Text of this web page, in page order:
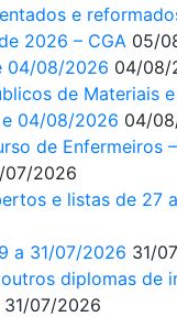
e
2026 – CGA 05/
04/08/2026 04/08/
de Materiais
04/08/2026 04/
de Enfermeiros
07/2026
e listas de 27
a 31/07/2026 31/
diplomas de
31/07/2026